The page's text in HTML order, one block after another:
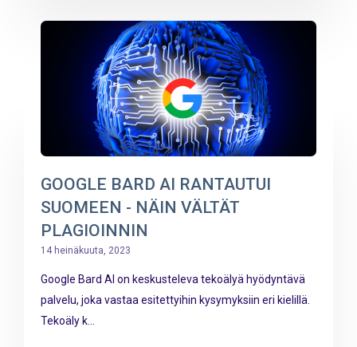
GOOGLE BARD AI RANTAUTUI
SUOMEEN - NÄIN VÄLTÄT
PLAGIOINNIN
14 heinäkuuta, 2023
Google Bard AI on keskusteleva tekoälyä hyödyntävä
palvelu, joka vastaa esitettyihin kysymyksiin eri kielillä.
Tekoäly k...